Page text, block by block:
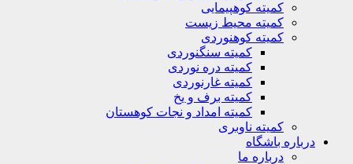
کمیته کوهپیمایی
کمیته محیط زیست
کمیته کوهنوردی
کمیته سنگنوردی
کمیته دره نوردی
کمیته غارنوردی
کمیته برف و یخ
کمیته امداد و نجات کوهستان
کمیته ناوبری
باشگاه
درباره ما